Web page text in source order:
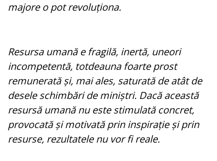
majore o pot revoluționa.
Resursa umană e fragilă, inertă, uneori
incompetentă, totdeauna foarte prost
remunerată și, mai ales, saturată de atât de
desele schimbări de miniștri. Dacă această
resursă umană nu este stimulată concret,
provocată și motivată prin inspirație și prin
resurse, rezultatele nu vor fi reale.